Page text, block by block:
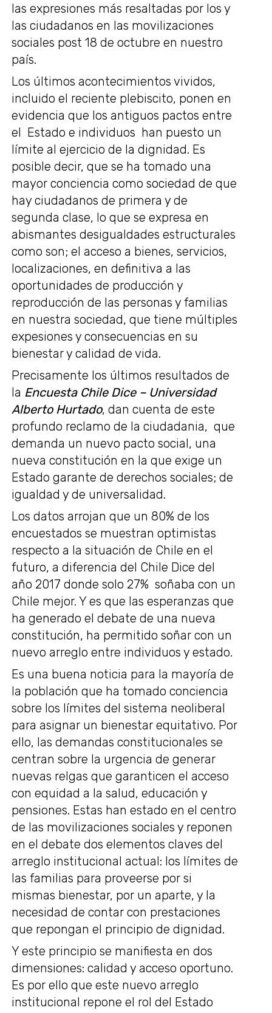
las expresiones más resaltadas por los y
las ciudadanos en las movilizaciones
sociales post 18 de octubre en nuestro
país.
Los últimos acontecimientos vividos,
incluido el reciente plebiscito, ponen en
evidencia que los antiguos pactos entre
el Estado e individuos han puesto un
límite al ejercicio de la dignidad. Es
posible decir, que se ha tomado una
mayor conciencia como sociedad de que
hay ciudadanos de primera y de
segunda clase, lo que se expresa en
abismantes desigualdades estructurales
como son; el acceso a bienes, servicios,
localizaciones, en definitiva a las
oportunidades de producción y
reproducción de las personas y familias
en nuestra sociedad, que tiene múltiples
expesiones y consecuencias en su
bienestar y calidad de vida.
Precisamente los últimos resultados de
la Encuesta Chile Dice – Universidad
Alberto Hurtado, dan cuenta de este
profundo reclamo de la ciudadania, que
demanda un nuevo pacto social, una
nueva constitución en la que exige un
Estado garante de derechos sociales; de
igualdad y de universalidad.
Los datos arrojan que un 80% de los
encuestados se muestran optimistas
respecto a la situación de Chile en el
futuro, a diferencia del Chile Dice del
año 2017 donde solo 27% soñaba con un
Chile mejor. Y es que las esperanzas que
ha generado el debate de una nueva
constitución, ha permitido soñar con un
nuevo arreglo entre individuos y estado.
Es una buena noticia para la mayoría de
la población que ha tomado conciencia
sobre los límites del sistema neoliberal
para asignar un bienestar equitativo. Por
ello, las demandas constitucionales se
centran sobre la urgencia de generar
nuevas relgas que garanticen el acceso
con equidad a la salud, educación y
pensiones. Estas han estado en el centro
de las movilizaciones sociales y reponen
en el debate dos elementos claves del
arreglo institucional actual: los límites de
las familias para proveerse por si
mismas bienestar, por un aparte, y la
necesidad de contar con prestaciones
que repongan el principio de dignidad.
Y este principio se manifiesta en dos
dimensiones: calidad y acceso oportuno.
Es por ello que este nuevo arreglo
institucional repone el rol del Estado